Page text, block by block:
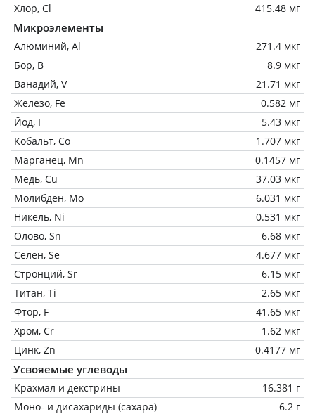
Хлор, Cl
415.48 мг
Микроэлементы
Алюминий, Al
271.4 мкг
Бор, B
8.9 мкг
Ванадий, V
21.71 мкг
Железо, Fe
0.582 мг
Йод, I
5.43 мкг
Кобальт, Co
1.707 мкг
Марганец, Mn
0.1457 мг
Медь, Cu
37.03 мкг
Молибден, Mo
6.031 мкг
Никель, Ni
0.531 мкг
Олово, Sn
6.68 мкг
Селен, Se
4.677 мкг
Стронций, Sr
6.15 мкг
Титан, Ti
2.65 мкг
Фтор, F
41.65 мкг
Хром, Cr
1.62 мкг
Цинк, Zn
0.4177 мг
Усвояемые углеводы
Крахмал и декстрины
16.381 г
Моно- и дисахариды (сахара)
6.2 г